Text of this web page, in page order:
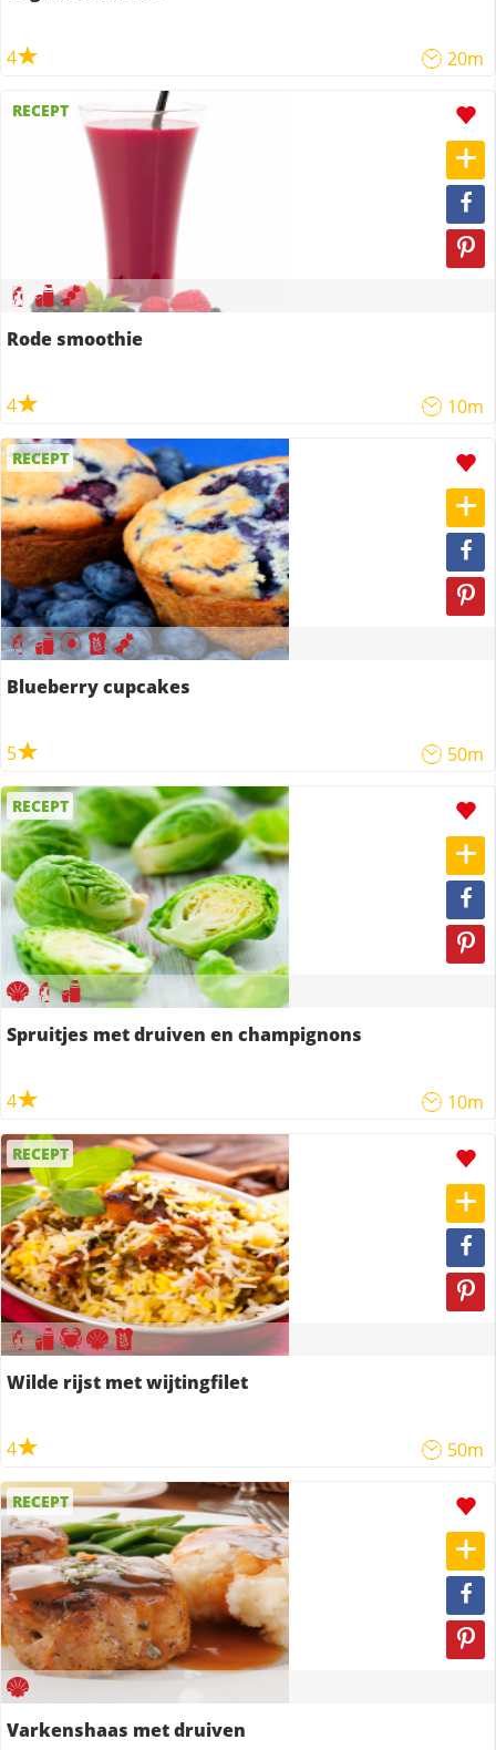
4 20m
RECEPT
Rode smoothie
4 10m
RECEPT
Blueberry cupcakes
5 50m
RECEPT
Spruitjes met druiven en champignons
4 10m
RECEPT
Wilde rijst met wijtingfilet
4 50m
RECEPT
Varkenshaas met druiven